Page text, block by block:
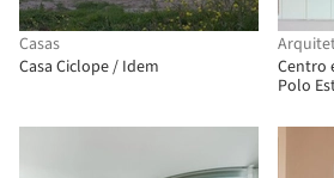
Casas
Casa Ciclope / Idem
Centro
Polo